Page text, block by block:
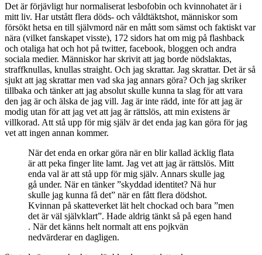
Det är förjävligt hur normaliserat lesbofobin och kvinnohatet är i
mitt liv. Har utstått flera döds- och våldtäktshot, människor som
försökt hetsa en till självmord när en mått som sämst och faktiskt var
nära (vilket fanskapet visste), 172 sidors hat om mig på flashback
och otaliga hat och hot på twitter, facebook, bloggen och andra
sociala medier. Människor har skrivit att jag borde nödslaktas,
straffknullas, knullas straight. Och jag skrattar. Jag skrattar. Det är så
sjukt att jag skrattar men vad ska jag annars göra? Och jag skriker
tillbaka och tänker att jag absolut skulle kunna ta slag för att vara
den jag är och älska de jag vill. Jag är inte rädd, inte för att jag är
modig utan för att jag vet att jag är rättslös, att min existens är
villkorad. Att stå upp för mig själv är det enda jag kan göra för jag
vet att ingen annan kommer.
När det enda en orkar göra när en blir kallad äcklig flata
är att peka finger lite lamt. Jag vet att jag är rättslös. Mitt
enda val är att stå upp för mig själv. Annars skulle jag
gå under. När en tänker ”skyddad identitet? Nä hur
skulle jag kunna få det” när en fått flera dödshot.
Kvinnan på skatteverket lät helt chockad och bara ”men
det är väl självklart”. Hade aldrig tänkt så på egen hand
. När det känns helt normalt att ens pojkvän
nedvärderar en dagligen.